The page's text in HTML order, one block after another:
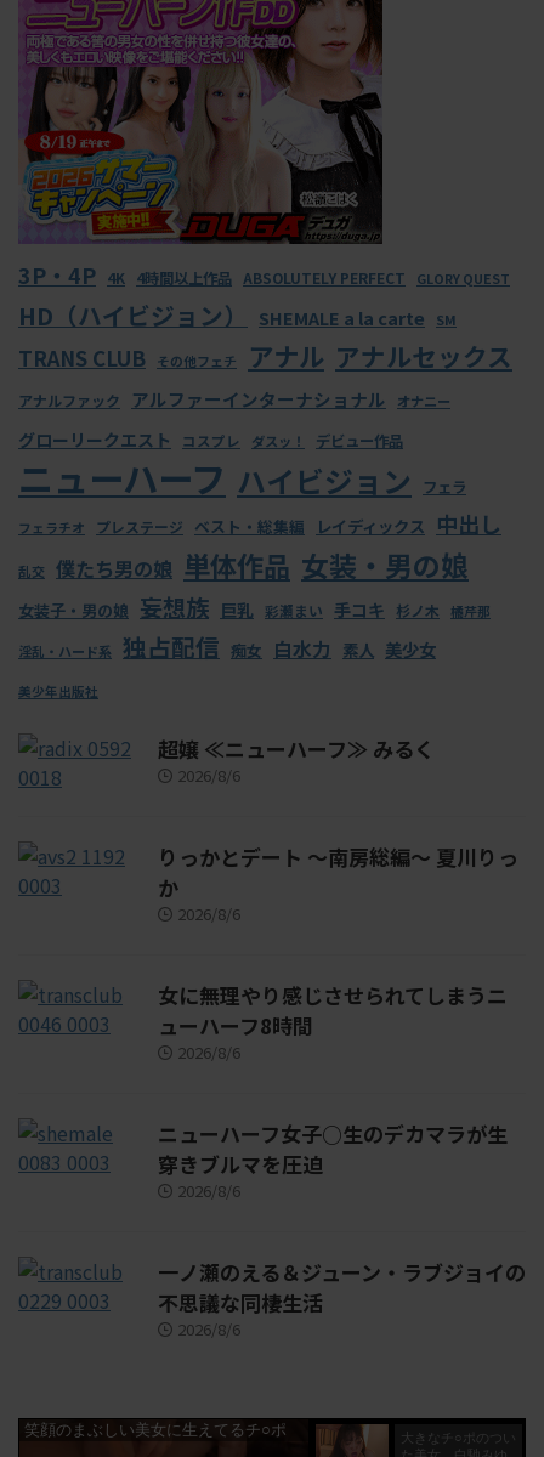
3P・4P 4K 4時間以上作品 ABSOLUTELY PERFECT GLORY QUEST
HD（ハイビジョン） SHEMALE a la carte SM
TRANS CLUB その他フェチ アナル アナルセックス
アナルファック アルファーインターナショナル オナニー
グローリークエスト コスプレ ダスッ！ デビュー作品
ニューハーフ ハイビジョン フェラ
フェラチオ プレステージ ベスト・総集編 レイディックス 中出し
乱交 僕たち男の娘 単体作品 女装・男の娘
女装子・男の娘 妄想族 巨乳 彩瀬まい 手コキ 杉ノ木 橘芹那
淫乱・ハード系 独占配信 痴女 白水力 素人 美少女
美少年出版社
超嬢 ≪ニューハーフ≫ みるく
2026/8/6
りっかとデート ～南房総編～ 夏川りっ
か
2026/8/6
女に無理やり感じさせられてしまうニ
ューハーフ8時間
2026/8/6
ニューハーフ女子○生のデカマラが生
穿きブルマを圧迫
2026/8/6
一ノ瀬のえる＆ジューン・ラブジョイの
不思議な同棲生活
2026/8/6